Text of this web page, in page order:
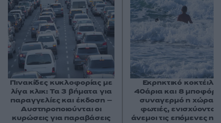
Πινακίδες κυκλοφορίας με
λίγα κλικ: Τα 3 βήματα για
παραγγελίες και έκδοση –
Αυστηροποιούνται οι
κυρώσεις για παραβάσεις
Εκρηκτικό κοκτέιλ
40άρια και 8 μποφόρ
συναγερμό η χώρα
φωτιές, ενισχύονται
άνεμοι τις επόμενες